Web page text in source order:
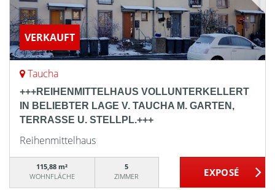
VERKAUFT
Taucha
+++REIHENMITTELHAUS VOLLUNTERKELLERT
IN BELIEBTER LAGE V. TAUCHA M. GARTEN,
TERRASSE U. STELLPL.+++
Reihenmittelhaus
115,88 m²
WOHNFLÄCHE
5
ZIMMER